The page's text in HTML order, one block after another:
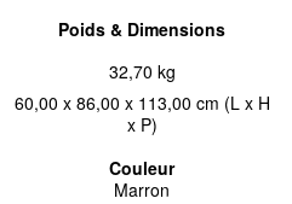
Poids & Dimensions
32,70 kg
60,00 x 86,00 x 113,00 cm (L x H
x P)
Couleur
Marron